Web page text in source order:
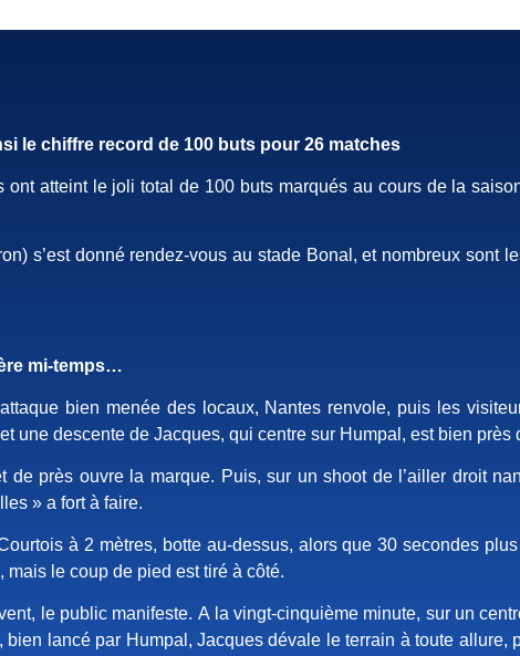
le chiffre record de 100 buts pour 26 matches
atteint le joli total de 100 buts marqués au cours de la
s’est donné rendez-vous au stade Bonal, et nombreux sont
mi-temps…
bien menée des locaux, Nantes renvole, puis les
descente de Jacques, qui centre sur Humpal, est bien près
près ouvre la marque. Puis, sur un shoot de l’ailler droit
» a fort à faire.
à 2 mètres, botte au-dessus, alors que 30 secondes
mais le coup de pied est tiré à côté.
le public manifeste. A la vingt-cinquième minute, sur un
lancé par Humpal, Jacques dévale le terrain à toute allure,